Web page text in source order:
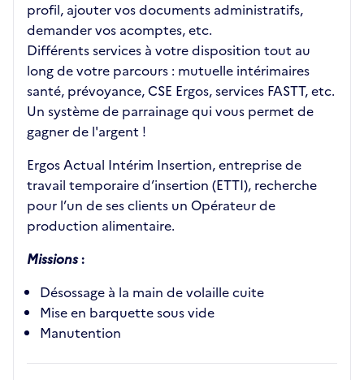
profil, ajouter vos documents administratifs,
demander vos acomptes, etc.
Différents services à votre disposition tout au
long de votre parcours : mutuelle intérimaires
santé, prévoyance, CSE Ergos, services FASTT, etc.
Un système de parrainage qui vous permet de
gagner de l'argent !
Ergos Actual Intérim Insertion, entreprise de
travail temporaire d’insertion (ETTI), recherche
pour l’un de ses clients un Opérateur de
production alimentaire.
Missions:
Désossage à la main de volaille cuite
Mise en barquette sous vide
Manutention